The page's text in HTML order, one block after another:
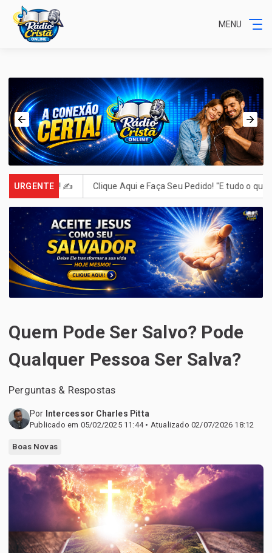
MENU
URGENTE
✍️ Clique Aqui e Faça Seu Pedido! "E tudo o que
Quem Pode Ser Salvo? Pode
Qualquer Pessoa Ser Salva?
Perguntas & Respostas
Por Intercessor Charles Pitta
Publicado em 05/02/2025 11:44 • Atualizado 02/07/2026 18:12
Boas Novas